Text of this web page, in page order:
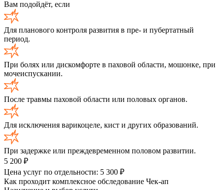
Вам подойдёт, если
Для планового контроля развития в пре- и пубертатный
период.
При болях или дискомфорте в паховой области, мошонке, при
мочеиспускании.
После травмы паховой области или половых органов.
Для исключения варикоцеле, кист и других образований.
При задержке или преждевременном половом развитии.
5 200 ₽
Цена услуг по отдельности: 5 300 ₽
Как проходит комплексное обследование Чек-ап